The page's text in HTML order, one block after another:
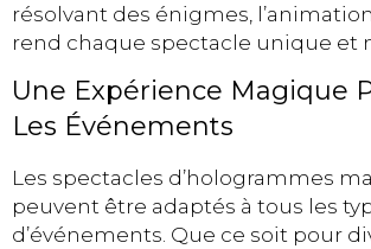
résolvant des énigmes,
rend chaque spectacle unique et
Une Expérience Magique
Les Événements
Les spectacles d’hologrammes
peuvent être adaptés à tous les
d’événements. Que ce soit pour